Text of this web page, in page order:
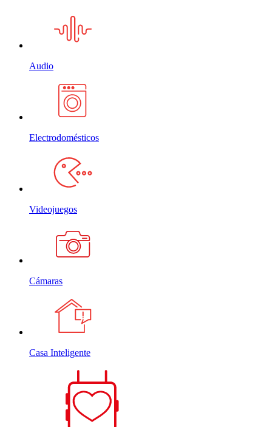
Audio
Electrodomésticos
Videojuegos
Cámaras
Casa Inteligente